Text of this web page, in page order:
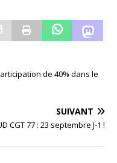
de 40% dans le
SUIVANT
CGT 77 : 23 septembre J-1 !